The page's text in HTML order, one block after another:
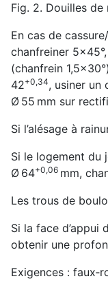
Fig. 2. Douilles
En cas de
chanfreiner
(chanfrein
42+0,34, usiner un
Ø 55 mm sur
Si l’alésage à
Si le logement du
Ø 64+0,06 mm,
Les trous de
Si la face d’appui
obtenir une
Exigences :